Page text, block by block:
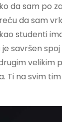
da sam po
da sam
studenti
savršen
Ti na svim